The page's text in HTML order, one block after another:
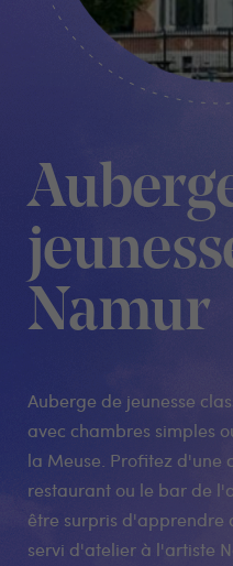
Namur
Auberge de jeunesse
avec chambres simples
la Meuse. Profitez d'une
restaurant ou le bar de
être surpris d'apprendre
servi d'atelier à l'artiste